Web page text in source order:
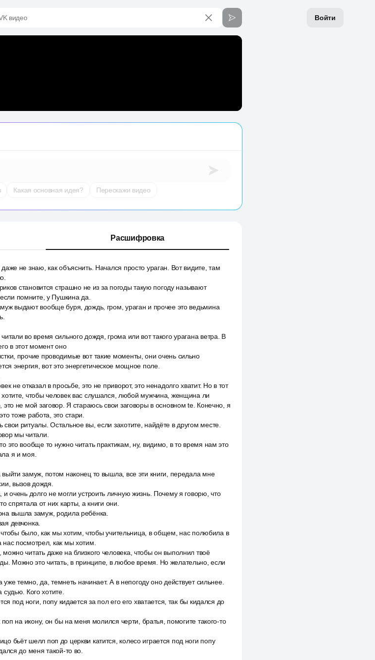
Войти
видео
Какая основная идея? Перескажи видео
Расшифровка
не знаю, как объяснить. Начался просто ураган. Вот видите, там
становится страшно не из за погоды такую погоду называют
помните, у Пушкина да.
выдают вообще буря, дождь, гром, ураган и прочее это ведьмина
во время сильного дождя, грома или вот такого урагана ветра. В
в этот момент оно
прочие проводимые вот такие моменты, они очень сильно
энергия, вот это энергетическое мощное поле.
не отказал в просьбе, это не приворот, это ненадолго хватит. Но в тот
чтобы человек вас слушался, любой мужчина, женщина ли
это не мой заговор. Я стараюсь свои заговоры в основном te. Конечно, я
тоже работа, это стари.
ритуалы. Остальное вы, если захотите, найдёте в другом месте.
мы читали.
это вообще то нужно читать практикам, ну, видимо, в то время нам это
я и моя.
замуж, потом наконец то вышла, все эти книги, передала мне
вызов дождя.
очень долго не могли устроить личную жизнь. Почему я говорю, что
спрятала от них карты, а книги они.
вышла замуж, родила ребёнка.
девчонка.
чтобы было, как мы хотим, чтобы учительница, в общем, нас полюбила в
посмотрел, как мы хотим.
читать даже на близкого человека, чтобы он выполнил твоё
Можно это читать, в принципе, в любое время. Но желательно, если
уже темно, да, темнеть начинает. А в непогоду оно действует сильнее.
Кого хотите.
под ноги, попу кидается за пол его его хватается, так бы кидался до
поп на икону, он бы на меня молился черти, братья, помогите такого-то
бьёт шелл поп до церкви катится, колесо играется под ноги попу
до меня такой-то во.